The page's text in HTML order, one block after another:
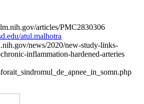
articles/PMC2830306
atul.malhotra
news/2020/new-study-links-
inflammation-hardened-arteries